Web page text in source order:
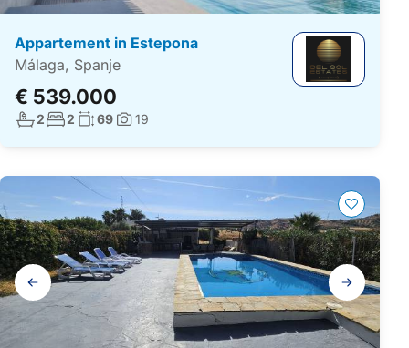
Appartement in Estepona
Málaga, Spanje
€ 539.000
Aantal badkamers:
2Aantal slaapkamers:
2 Woonoppervlakte:
69 Foto's:
19
Galerij
navigatie